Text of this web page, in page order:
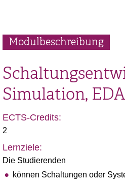
Modulbeschreibung
Simulation, EDA
ECTS-Credits:
2
Lernziele:
Die Studierenden
können Schaltungen oder